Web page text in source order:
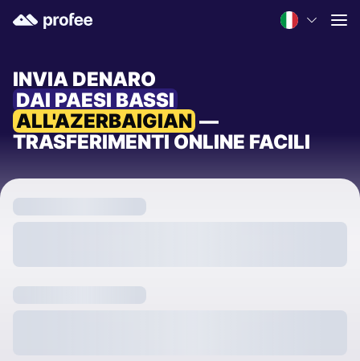
INVIA DENARO
DAI PAESI BASSI
ALL'AZERBAIGIAN —
TRASFERIMENTI ONLINE FACILI